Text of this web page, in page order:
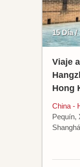
15 Día /
Viaje
Hong
China -
Pequín,